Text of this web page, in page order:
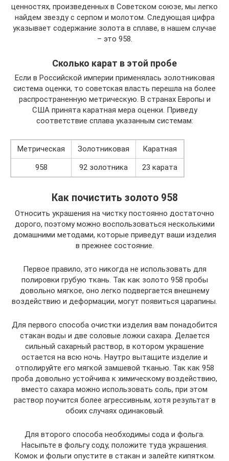
ценностях, произведенных в Советском союзе, мы легко
найдем звезду с серпом и молотом. Следующая цифра
указывает содержание золота в сплаве, в нашем случае
– это 958.
Сколько карат в этой пробе
Если в Российской империи применялась золотниковая
система оценки, то советская власть перешла на более
распространенную метрическую. В странах Европы и
США принята каратная мера оценки. Приведу
соответствие сплава указанным системам:
Метрическая Золотниковая
Каратная
958
92 золотника 23 карата
Как почистить золото 958
Относить украшения на чистку постоянно достаточно
дорого, поэтому можно воспользоваться несколькими
домашними методами, которые приведут ваши изделия
в прежнее состояние.
Первое правило, это никогда не использовать для
полировки грубую ткань. Так как золото 958 пробы
довольно мягкое, оно легко подвергается внешнему
воздействию и деформации, могут появиться царапины.
Для первого способа очистки изделия вам понадобится
стакан воды и две соловые ложки сахара. Делается
сильный сахарный раствор, в котором украшение
остается на всю ночь. Наутро вытащите изделие и
отполируйте его мягкой замшевой тканью. Так как 958
проба довольно устойчива к химическому воздействию,
вместо сахара можно использовать соль, при этом
раствор поучится более агрессивным, хотя результат в
обоих случаях одинаковый.
Для второго способа необходимы сода и фольга.
Насыпьте в фольгу соду, положите туда украшения.
Комок и фольги опустите в стакан и залейте кипятком.